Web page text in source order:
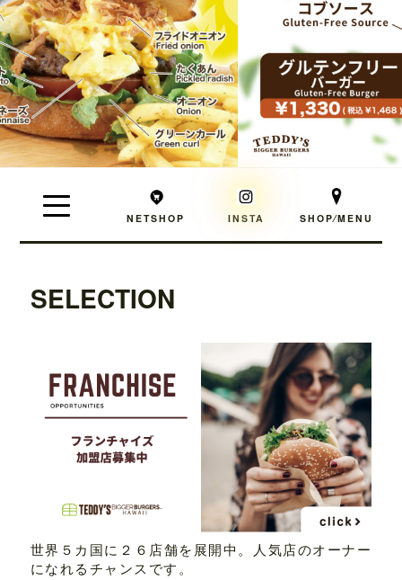
NETSHOP INSTA SHOP⁄MENU
SELECTION
世界５カ国に２６店舗を展開中。人気店のオーナー
になれるチャンスです。